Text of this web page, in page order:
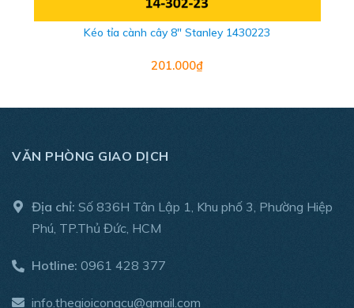
Kéo tỉa cành cây 8" Stanley 1430223
201.000₫
VĂN PHÒNG GIAO DỊCH
Địa chỉ: Số 836H Tân Lập 1, Khu phố 3, Phường Hiệp
Phú, TP.Thủ Đức, HCM
Hotline: 0961 428 377
info.thegioicongcu@gmail.com